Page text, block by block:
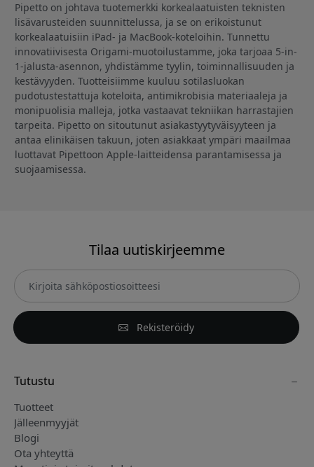
Pipetto on johtava tuotemerkki korkealaatuisten teknisten
lisävarusteiden suunnittelussa, ja se on erikoistunut
korkealaatuisiin iPad- ja MacBook-koteloihin. Tunnettu
innovatiivisesta Origami-muotoilustamme, joka tarjoaa 5-in-
1-jalusta-asennon, yhdistämme tyylin, toiminnallisuuden ja
kestävyyden. Tuotteisiimme kuuluu sotilasluokan
pudotustestattuja koteloita, antimikrobisia materiaaleja ja
monipuolisia malleja, jotka vastaavat tekniikan harrastajien
tarpeita. Pipetto on sitoutunut asiakastyytyväisyyteen ja
antaa elinikäisen takuun, joten asiakkaat ympäri maailmaa
luottavat Pipettoon Apple-laitteidensa parantamisessa ja
suojaamisessa.
Tilaa uutiskirjeemme
Rekisteröidy
Tutustu
Tuotteet
Jälleenmyyjät
Blogi
Ota yhteyttä